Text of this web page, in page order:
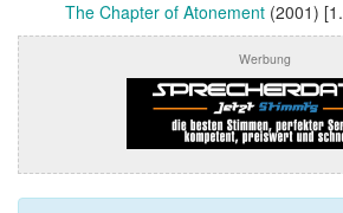
The Chapter of Atonement (2001)
Werbung